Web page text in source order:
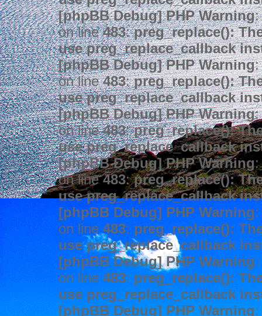
[phpBB Debug] PHP Warning:
on line483:preg_replace():
use preg_replace_callback
[phpBB Debug] PHP Warning:
on line483:preg_replace():
use preg_replace_callback
[phpBB Debug] PHP Warning:
on line483:preg_replace():
use preg_replace_callback
[phpBB Debug] PHP Warning:
on line483:preg_replace():
use preg_replace_callback
[phpBB Debug] PHP Warning
on line 483: preg_replace():
use preg_replace_callback
[phpBB Debug] PHP Warning
on line 483: preg_replace():
use preg_replace_callback
[phpBB Debug] PHP Warning